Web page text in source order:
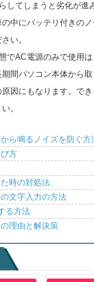
してしまうと劣化が進
中にバッテリ付きの
い。
でAC電源のみで使用
間パソコン本体から
因にもなります。で
。
ら鳴るノイズを防ぐ方
方
時の対処法
文字入力の方法
る方法
理由と解決策